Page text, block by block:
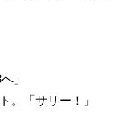
」
。「サリー！」